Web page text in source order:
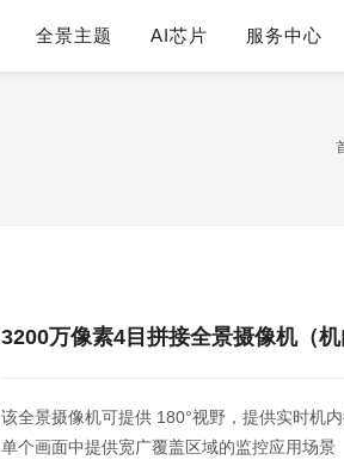
全景主题 AI芯片 服务中心
3200万像素4目拼接全景摄像机（机
该全景摄像机可提供 180°视野，提供实时机
单个画面中提供宽广覆盖区域的监控应用场景